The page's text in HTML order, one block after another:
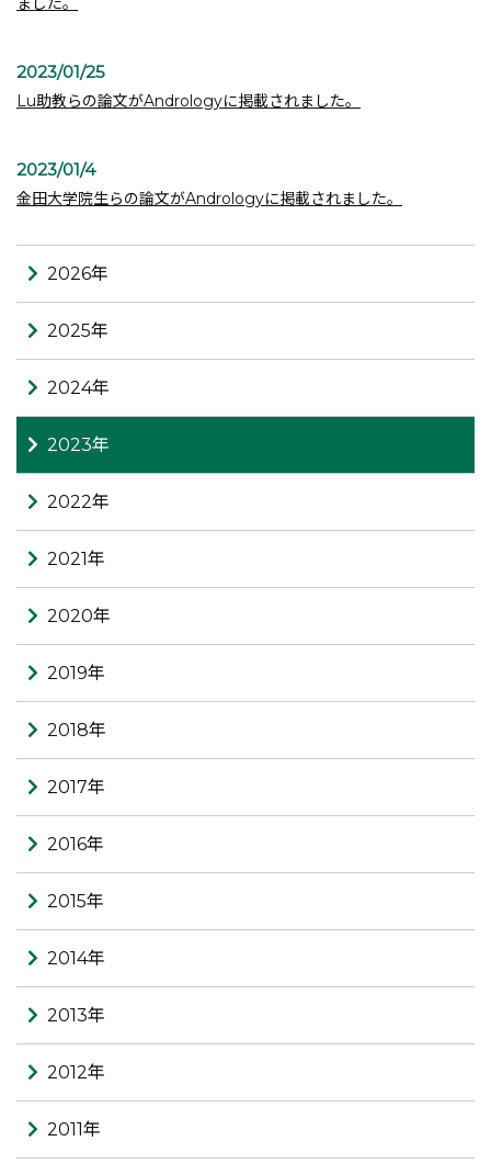
2023/01/25
Lu助教らの論文がAndrologyに掲載されました。
2023/01/4
金田大学院生らの論文がAndrologyに掲載されました。
2026年
2025年
2024年
2023年
2022年
2021年
2020年
2019年
2018年
2017年
2016年
2015年
2014年
2013年
2012年
2011年